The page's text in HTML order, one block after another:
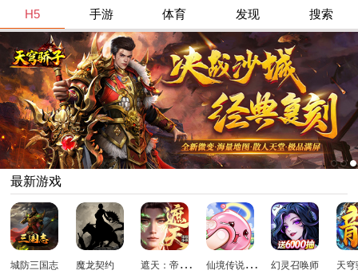
H5 手游 体育 发现 搜索
最新游戏
城防三国志 魔龙契约 遮
天：帝路争锋 仙
境传说：破晓 幻灵召唤师 天穹